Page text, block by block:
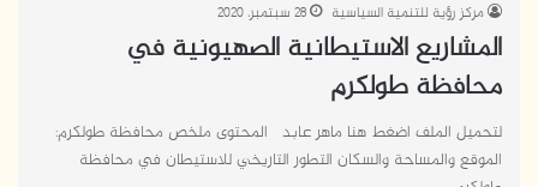
مركز رؤية للتنمية السياسية 28 سبتمبر، 2020
المشاريع الاستيطانية الصهيونية في
محافظة طولكرم
لتحميل الملف اضغط هنا ماهر عابد المحتوى ملخص محافظة طولكرم:
الموقع والمساحة والسكان التطور التاريخي للاستيطان في محافظة